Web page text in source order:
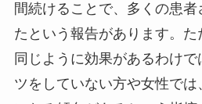
間続けることで、多くの患
たという報告があります。
同じように効果があるわけ
ツをしていない方や女性で